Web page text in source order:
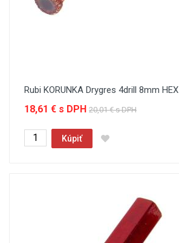
Rubi KORUNKA Drygres 4drill 8mm HEX
18,61 € s DPH 20,01 € s DPH
Kúpiť